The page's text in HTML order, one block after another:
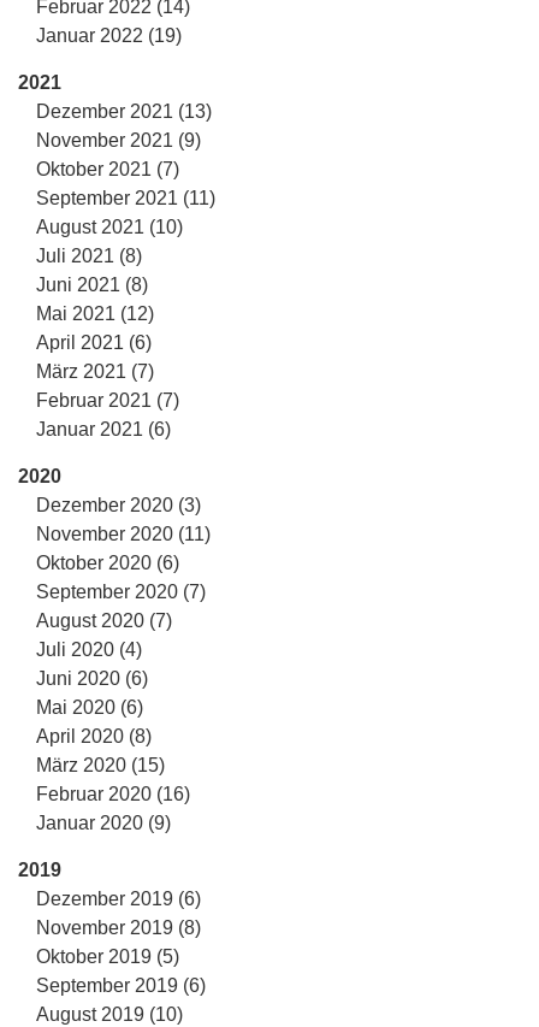
Februar 2022 (14)
Januar 2022 (19)
2021
Dezember 2021 (13)
November 2021 (9)
Oktober 2021 (7)
September 2021 (11)
August 2021 (10)
Juli 2021 (8)
Juni 2021 (8)
Mai 2021 (12)
April 2021 (6)
März 2021 (7)
Februar 2021 (7)
Januar 2021 (6)
2020
Dezember 2020 (3)
November 2020 (11)
Oktober 2020 (6)
September 2020 (7)
August 2020 (7)
Juli 2020 (4)
Juni 2020 (6)
Mai 2020 (6)
April 2020 (8)
März 2020 (15)
Februar 2020 (16)
Januar 2020 (9)
2019
Dezember 2019 (6)
November 2019 (8)
Oktober 2019 (5)
September 2019 (6)
August 2019 (10)